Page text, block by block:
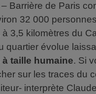
Barrière de Paris
32 000
3,5 kilomètres du
quartier évolue
taille humaine. Si
sur les traces du
interprète Claude